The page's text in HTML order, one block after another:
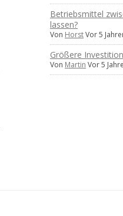
Betriebsmittel
lassen?
Von HorstVor 5
Größere
Von Martin Vor 5